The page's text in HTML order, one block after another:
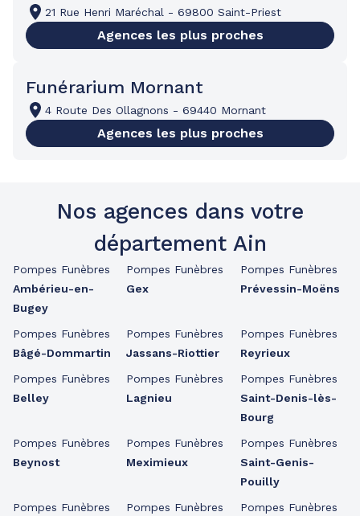
21 Rue Henri Maréchal - 69800 Saint-Priest
Agences les plus proches
Funérarium Mornant
4 Route Des Ollagnons - 69440 Mornant
Agences les plus proches
Nos agences dans votre
département Ain
Pompes Funèbres
Ambérieu-en-
Bugey
Pompes Funèbres
Bâgé-Dommartin
Pompes Funèbres
Belley
Pompes Funèbres
Beynost
Pompes Funèbres
Pompes Funèbres
Gex
Pompes Funèbres
Jassans-Riottier
Pompes Funèbres
Lagnieu
Pompes Funèbres
Meximieux
Pompes Funèbres
Pompes Funèbres
Prévessin-Moëns
Pompes Funèbres
Reyrieux
Pompes Funèbres
Saint-Denis-lès-
Bourg
Pompes Funèbres
Saint-Genis-
Pouilly
Pompes Funèbres